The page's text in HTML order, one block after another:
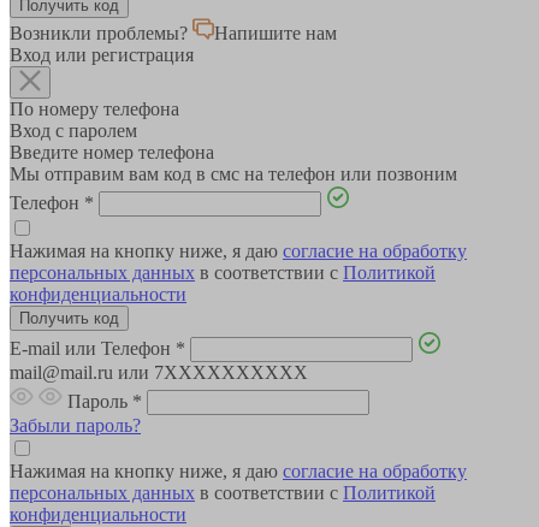
Возникли проблемы?
Напишите нам
Вход или регистрация
По номеру телефона
Вход с паролем
Введите номер телефона
Мы отправим вам код в смс на телефон или позвоним
Телефон *
Нажимая на кнопку ниже, я даю согласие на обработку
персональных данных в соответствии с Политикой
конфиденциальности
E-mail или Телефон *
mail@mail.ru или 7XXXXXXXXXX
Пароль *
Забыли пароль?
Нажимая на кнопку ниже, я даю согласие на обработку
персональных данных в соответствии с Политикой
конфиденциальности